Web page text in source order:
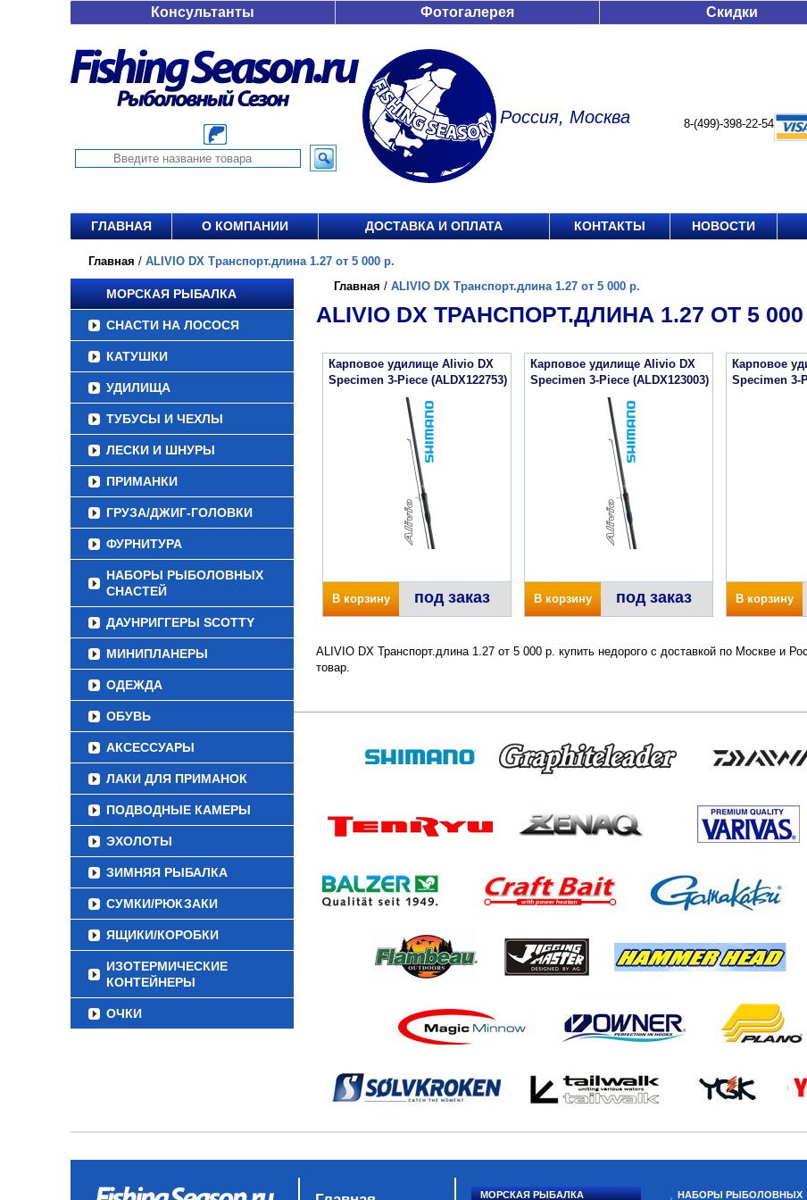
Консультанты Фотогалерея Скидки
Россия, Москва 8-(499)-398-22-54
ГЛАВНАЯ О КОМПАНИИ ДОСТАВКА И ОПЛАТА КОНТАКТЫ НОВОСТИ
Главная / ALIVIO DX Транспорт.длина 1.27 от 5 000 р.
МОРСКАЯ РЫБАЛКА
СНАСТИ НА ЛОСОСЯ
КАТУШКИ
УДИЛИЩА
ТУБУСЫ И ЧЕХЛЫ
ЛЕСКИ И ШНУРЫ
ПРИМАНКИ
ГРУЗА/ДЖИГ-ГОЛОВКИ
ФУРНИТУРА
НАБОРЫ РЫБОЛОВНЫХ
СНАСТЕЙ
ДАУНРИГГЕРЫ SCOTTY
МИНИПЛАНЕРЫ
ОДЕЖДА
ОБУВЬ
АКСЕССУАРЫ
ЛАКИ ДЛЯ ПРИМАНОК
ПОДВОДНЫЕ КАМЕРЫ
ЭХОЛОТЫ
ЗИМНЯЯ РЫБАЛКА
СУМКИ/РЮКЗАКИ
ЯЩИКИ/КОРОБКИ
ИЗОТЕРМИЧЕСКИЕ
КОНТЕЙНЕРЫ
ОЧКИ
Главная / ALIVIO DX Транспорт.длина 1.27 от 5 000 р.
ALIVIO DX ТРАНСПОРТ.ДЛИНА 1.27 ОТ 5 000
Карповое удилище Alivio DX
Specimen 3-Piece (ALDX122753)
В корзину под заказ
Карповое удилище Alivio DX
Specimen 3-Piece (ALDX123003)
В корзину под заказ
Карповое
Specimen 3-
В корзину
ALIVIO DX Транспорт.длина 1.27 от 5 000 р. купить недорого с доставкой по Москве и
товар.
МОРСКАЯ РЫБАЛКА НАБОРЫ РЫБОЛОВНЫХ